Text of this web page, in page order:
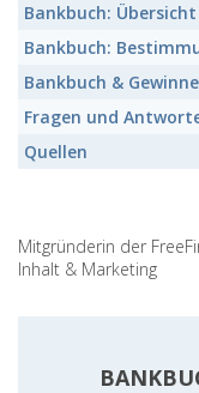
Bankbuch:
Bankbuch:
Bankbuch &
Fragen und
Quellen
Mitgründerin der
Inhalt & Marketing